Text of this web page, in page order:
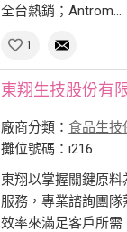
全台熱銷；Antrom...
1
東翔生技股份有
廠商分類： 食品生技
攤位號碼：i216
東翔以掌握關鍵原
服務，專業諮詢團
效率來滿足客戶所